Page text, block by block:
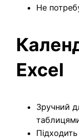
Не
Excel
Зручний